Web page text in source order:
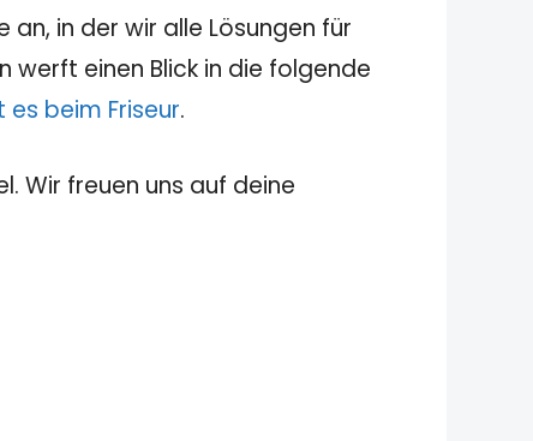
in der wir alle Lösungen für
werft einen Blick in die folgende
es beim Friseur.
Wir freuen uns auf deine